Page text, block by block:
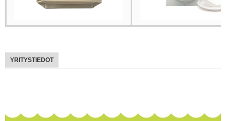
YRITYSTIEDOT